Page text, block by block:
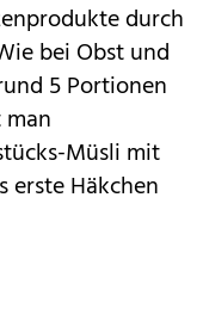
durch
bei Obst und
5 Portionen
Müsli mit
erste Häkchen